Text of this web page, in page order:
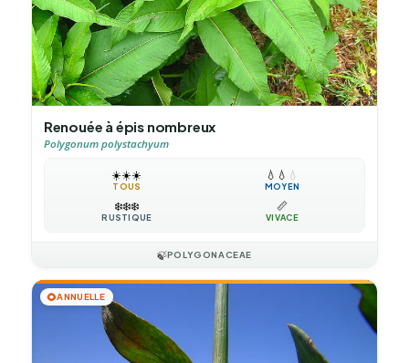
Renouée à épis nombreux
Polygonum polystachyum
☀️☀️☀️
TOUS
💧 💧 💧
MOYEN
❄️❄️❄️
RUSTIQUE
📏
VIVACE
🍃POLYGONACEAE
🌻ANNUELLE